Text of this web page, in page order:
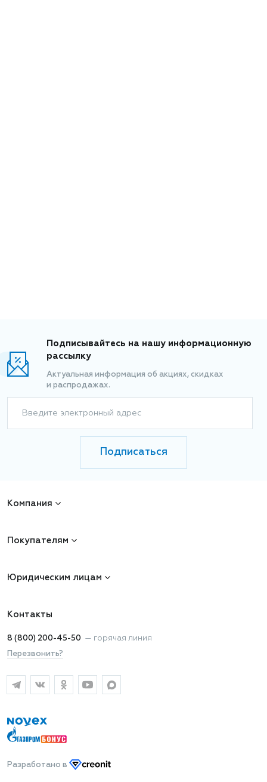
Подписывайтесь на нашу информационную
рассылку
Актуальная информация об акциях, скидках
и распродажах.
Введите электронный адрес
Подписаться
Компания
Покупателям
Юридическим лицам
Контакты
8 (800) 200-45-50 — горячая линия
Перезвонить?
Разработано в